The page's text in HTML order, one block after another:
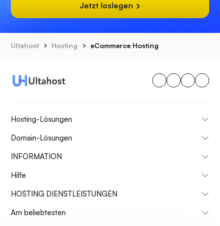
Jetzt loslegen
Ultahost Hosting eCommerce Hosting
Hosting-Lösungen
Domain-Lösungen
INFORMATION
Hilfe
HOSTING DIENSTLEISTUNGEN
Am beliebtesten